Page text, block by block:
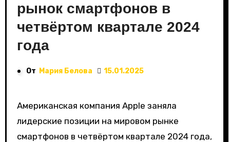
рынок смартфонов в
четвёртом квартале 2024
года
От Мария Белова 15.01.2025
Американская компания Apple заняла
лидерские позиции на мировом рынке
смартфонов в четвёртом квартале 2024 года,